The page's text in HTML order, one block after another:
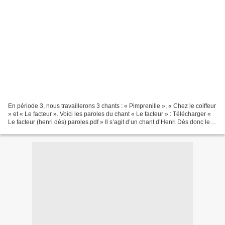
En période 3, nous travaillerons 3 chants : « Pimprenille », « Chez le coiffeur
» et « Le facteur ». Voici les paroles du chant « Le facteur » : Télécharger «
Le facteur (henri dès) paroles.pdf » Il s’agit d’un chant d’Henri Dès donc les